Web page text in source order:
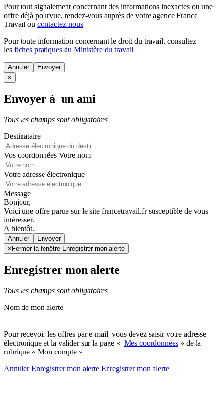
Pour tout signalement concernant des informations inexactes ou une
offre déjà pourvue, rendez-vous auprès de votre agence France
Travail ou contactez-nous
Pour toute information concernant le droit du travail, consultez
les fiches pratiques du Ministère du travail
Annuler
×
Envoyer à un ami
Tous les champs sont obligatoires
Destinataire
Vos coordonnées Votre nom
Votre adresse électronique
Message
Bonjour,
Voici une offre parue sur le site francetravail.fr susceptible de vous
intéresser.
A bientôt.
Annuler
× Fermer la fenêtre Enregistrer mon alerte
Enregistrer mon alerte
Tous les champs sont obligatoires
Nom de mon alerte
Pour recevoir les offres par e-mail, vous devez saisir votre adresse
électronique et la valider sur la page « Mes coordonnées » de la
rubrique « Mon compte »
AnnulerEnregistrer mon alerte Enregistrermon alerte